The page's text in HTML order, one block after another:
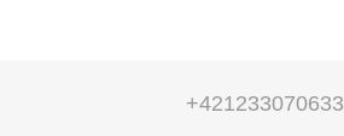
+421233070633